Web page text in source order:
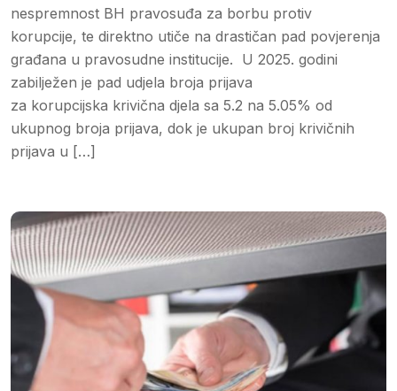
nespremnost BH pravosuđa za borbu protiv
korupcije, te direktno utiče na drastičan pad povjerenja
građana u pravosudne institucije. U 2025. godini
zabilježen je pad udjela broja prijava
za korupcijska krivična djela sa 5.2 na 5.05% od
ukupnog broja prijava, dok je ukupan broj krivičnih
prijava u […]